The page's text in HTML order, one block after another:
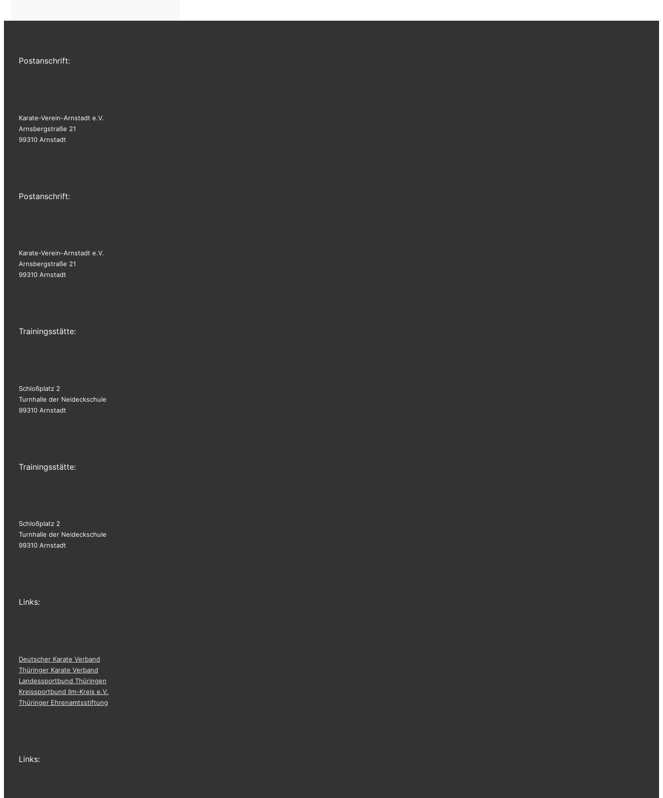
Postanschrift:
Karate-Verein-Arnstadt e.V.
Arnsbergstraße 21
99310 Arnstadt
Postanschrift:
Karate-Verein-Arnstadt e.V.
Arnsbergstraße 21
99310 Arnstadt
Trainingsstätte:
Schloßplatz 2
Turnhalle der Neideckschule
99310 Arnstadt
Trainingsstätte:
Schloßplatz 2
Turnhalle der Neideckschule
99310 Arnstadt
Links:
Deutscher Karate Verband
Thüringer Karate Verband
Landessportbund Thüringen
Kreissportbund Ilm-Kreis e.V.
Thüringer Ehrenamtsstiftung
Links: